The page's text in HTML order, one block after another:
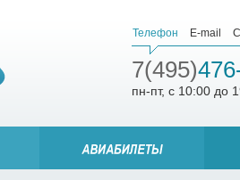
Телефон E-mail
7(495)
пн-пт, с 10:00 до